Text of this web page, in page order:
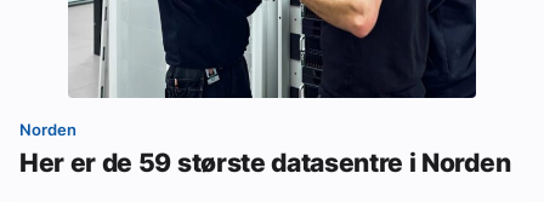
Norden
Her er de 59 største datasentre i Norden